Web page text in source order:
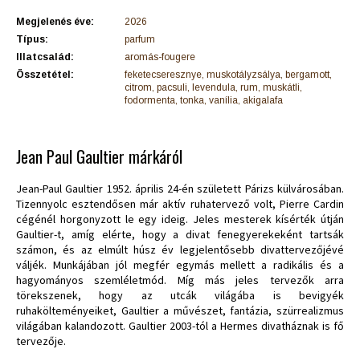
Megjelenés éve:
2026
Típus:
parfum
Illatcsalád:
aromás-fougere
Összetétel:
feketecseresznye, muskotályzsálya, bergamott,
citrom, pacsuli, levendula, rum, muskátli,
fodormenta, tonka, vanília, akigalafa
Jean Paul Gaultier márkáról
Jean-Paul Gaultier 1952. április 24-én született Párizs külvárosában.
Tizennyolc esztendősen már aktív ruhatervező volt, Pierre Cardin
cégénél horgonyzott le egy ideig. Jeles mesterek kísérték útján
Gaultier-t, amíg elérte, hogy a divat fenegyerekeként tartsák
számon, és az elmúlt húsz év legjelentősebb divattervezőjévé
váljék. Munkájában jól megfér egymás mellett a radikális és a
hagyományos szemléletmód. Míg más jeles tervezők arra
törekszenek, hogy az utcák világába is bevigyék
ruhakölteményeiket, Gaultier a művészet, fantázia, szürrealizmus
világában kalandozott. Gaultier 2003-tól a Hermes divatháznak is fő
tervezője.